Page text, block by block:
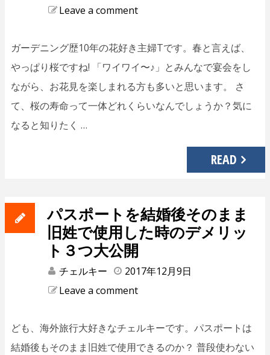
Leave a comment
ガーデニング歴10年の花好き主婦Tです。春と言えば、
やっぱり桜ですね! 「ワイワイ〜♪」とみんなで宴会をし
ながら、お花見を楽しまれる方も多いと思います。 さ
て、桜の寿命って一体どれくらいなんでしょうか？気に
なると知りたく …
READ
パスポートを結婚後そのまま
旧姓で使用した時のデメリッ
ト３つ大公開
チェルキー
2017年12月9日
Leave a comment
ども、海外旅行大好きなチェルキーです。パスポートは
結婚後もそのまま旧姓で使用できるのか？ 普段使わない